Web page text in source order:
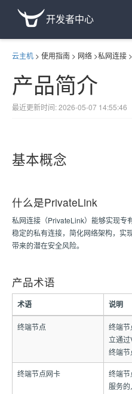
开发者中心
云主机 > 使用指南 > 网络 >私网连接 >
产品简介
最近更新时间: 2026-05-07 14:55:46
基本概念
什么是PrivateLink
私网连接（PrivateLink）能够实现专
稳定的私有连接，简化网络架构，实
带来的潜在安全风险。
产品术语
术语 说明
终端节点
终端
立通过
终端节
终端节点网卡
终端
服务的